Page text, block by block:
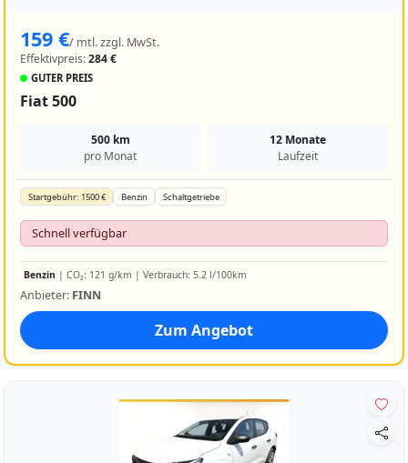
159 €/ mtl. zzgl. MwSt.
Effektivpreis:284 €
GUTER PREIS
Fiat 500
500 km
pro Monat
12 Monate
Laufzeit
Startgebühr: 1500 € Benzin Schaltgetriebe
Schnell verfügbar
Benzin | CO₂: 121 g/km | Verbrauch: 5.2 l/100km
Anbieter: FINN
Zum Angebot